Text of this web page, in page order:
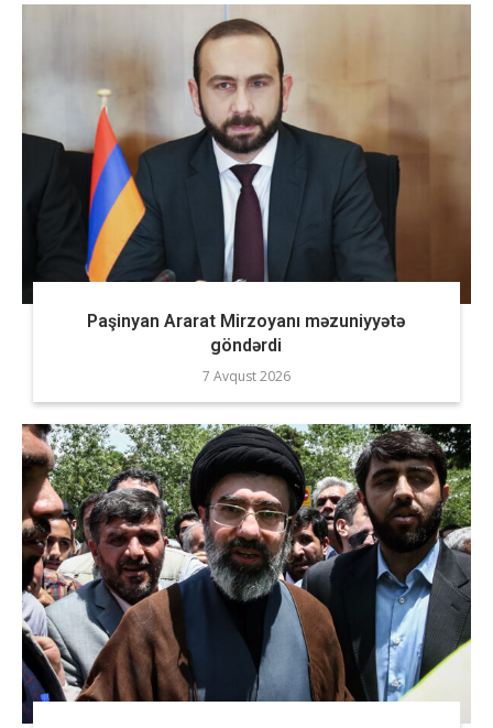
Paşinyan Ararat Mirzoyanı məzuniyyətə
göndərdi
7 Avqust 2026